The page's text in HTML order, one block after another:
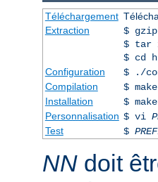
Téléchargement
Extraction
$
$ tar
$ cd
Configuration
$ ./
Compilation
$ make
Installation
$
Personnalisation $ vi
Test
$
NN doit